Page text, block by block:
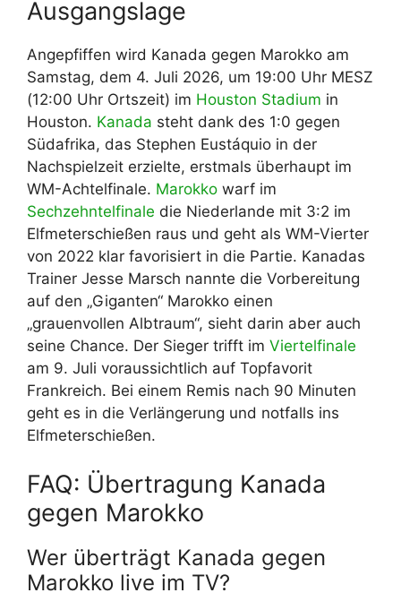
Ausgangslage
Angepfiffen wird Kanada gegen Marokko am
Samstag, dem 4. Juli 2026, um 19:00 Uhr MESZ
(12:00 Uhr Ortszeit) im Houston Stadium in
Houston. Kanada steht dank des 1:0 gegen
Südafrika, das Stephen Eustáquio in der
Nachspielzeit erzielte, erstmals überhaupt im
WM-Achtelfinale. Marokko warf im
Sechzehntelfinale die Niederlande mit 3:2 im
Elfmeterschießen raus und geht als WM-Vierter
von 2022 klar favorisiert in die Partie. Kanadas
Trainer Jesse Marsch nannte die Vorbereitung
auf den „Giganten“ Marokko einen
„grauenvollen Albtraum“, sieht darin aber auch
seine Chance. Der Sieger trifft im Viertelfinale
am 9. Juli voraussichtlich auf Topfavorit
Frankreich. Bei einem Remis nach 90 Minuten
geht es in die Verlängerung und notfalls ins
Elfmeterschießen.
FAQ: Übertragung Kanada
gegen Marokko
Wer überträgt Kanada gegen
Marokko live im TV?